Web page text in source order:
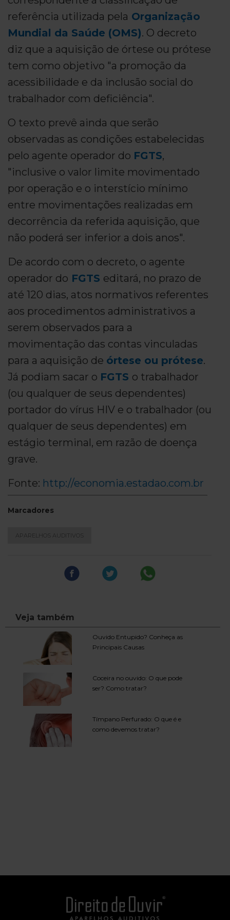
referência utilizada pela Organização
Mundial da Saúde (OMS). O decreto
diz que a aquisição de órtese ou prótese
tem como objetivo "a promoção da
acessibilidade e da inclusão social do
trabalhador com deficiência".
O texto prevê ainda que serão
observadas as condições estabelecidas
pelo agente operador do FGTS,
"inclusive o valor limite movimentado
por operação e o interstício mínimo
entre movimentações realizadas em
decorrência da referida aquisição, que
não poderá ser inferior a dois anos".
De acordo com o decreto, o agente
operador do FGTS editará, no prazo de
até 120 dias, atos normativos referentes
aos procedimentos administrativos a
serem observados para a
movimentação das contas vinculadas
para a aquisição de órtese ou prótese.
Já podiam sacar o FGTS o trabalhador
(ou qualquer de seus dependentes)
portador do vírus HIV e o trabalhador (ou
qualquer de seus dependentes) em
estágio terminal, em razão de doença
grave.
Fonte: http://economia.estadao.com.br
Marcadores
APARELHOS AUDITIVOS
Ouvido Entupido? Conheça as
Principais Causas
Coceira no ouvido: O que pode
ser? Como tratar?
Tímpano Perfurado: O que é e
como devemos tratar?
Veja também